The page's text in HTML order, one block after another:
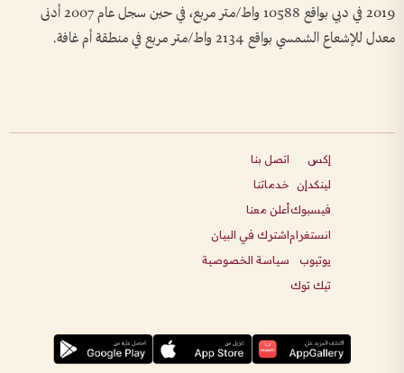
2019 في دبي بواقع 10588 واط/متر مربع، في حين سجل عام 2007 أدنى
معدل للإشعاع الشمسي بواقع 2134 واط/متر مربع في منطقة أم غافة.
إكس
لينكدإن
فيسبوك
انستغرام
يوتيوب
تيك توك
اتصل بنا
خدماتنا
أعلن معنا
اشترك في البيان
سياسة الخصوصية